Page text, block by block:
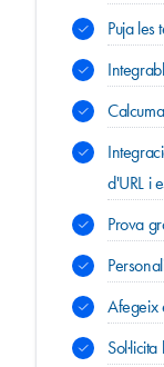
Puja les
d'URL i
Prova
Afegeix